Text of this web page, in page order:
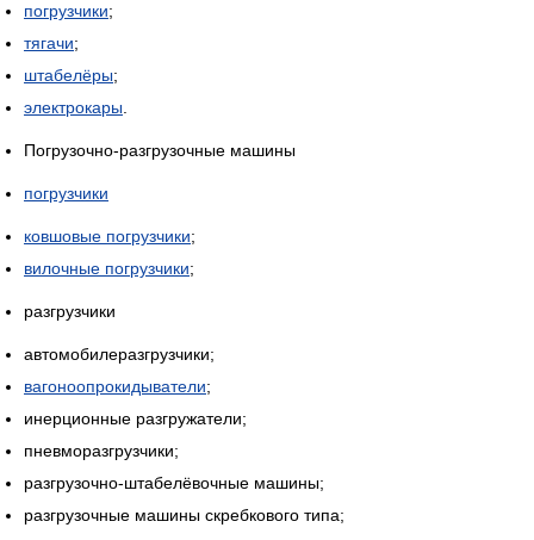
погрузчики;
тягачи;
штабелёры;
электрокары.
Погрузочно-разгрузочные машины
погрузчики
ковшовые погрузчики;
вилочные погрузчики;
разгрузчики
автомобилеразгрузчики;
вагоноопрокидыватели;
инерционные разгружатели;
пневморазгрузчики;
разгрузочно-штабелёвочные машины;
разгрузочные машины скребкового типа;